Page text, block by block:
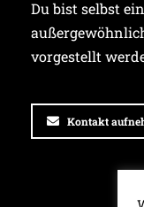
Du bist selbst
vorgestellt
Kontakt